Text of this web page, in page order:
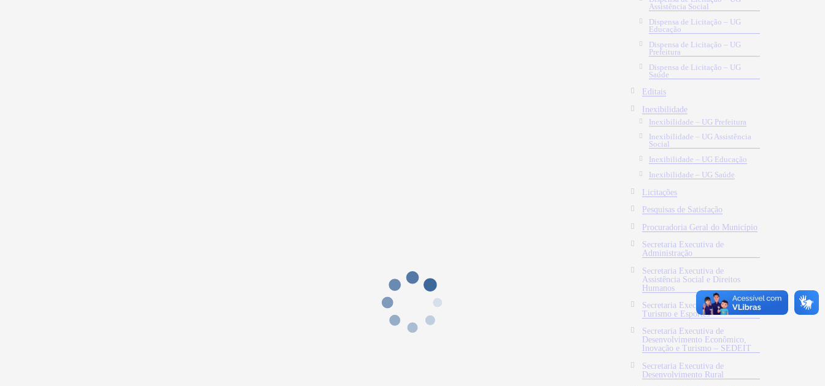
Assistência Social
Dispensa de Licitação – UG
Educação
Dispensa de Licitação – UG
Prefeitura
Dispensa de Licitação – UG
Saúde
Editais
Inexibilidade
Inexibilidade – UG Prefeitura
Inexibilidade – UG Assistência
Social
Inexibilidade – UG Educação
Inexibilidade – UG Saúde
Licitações
Pesquisas de Satisfação
Procuradoria Geral do Município
Secretaria Executiva de
Administração
Secretaria Executiva de
Assistência Social e Direitos
Humanos
Secretaria Executiva de Cultura,
Turismo e Esportes
Secretaria Executiva de
Desenvolvimento Econômico,
Inovação e Turismo – SEDEIT
Secretaria Executiva de
Desenvolvimento Rural